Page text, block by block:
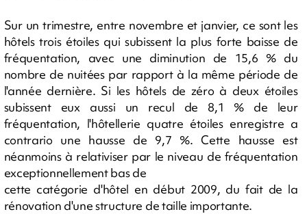
Sur un trimestre, entre novembre et janvier, ce sont les
hôtels trois étoiles qui subissent la plus forte baisse de
fréquentation, avec une diminution de 15,6 % du
nombre de nuitées par rapport à la même période de
l'année dernière. Si les hôtels de zéro à deux étoiles
subissent eux aussi un recul de 8,1 % de leur
fréquentation, l'hôtellerie quatre étoiles enregistre a
contrario une hausse de 9,7 %. Cette hausse est
néanmoins à relativiser par le niveau de fréquentation
exceptionnellement bas de
cette catégorie d'hôtel en début 2009, du fait de la
rénovation d'une structure de taille importante.